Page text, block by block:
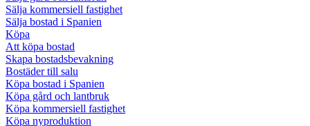
Sälja kommersiell fastighet
Sälja bostad i Spanien
Köpa
Att köpa bostad
Skapa bostadsbevakning
Bostäder till salu
Köpa bostad i Spanien
Köpa gård och lantbruk
Köpa kommersiell fastighet
Köpa nyproduktion